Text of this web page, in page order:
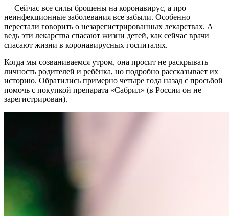
— Сейчас все силы брошены на коронавирус, а про
неинфекционные заболевания все забыли. Особенно
перестали говорить о незарегистрированных лекарствах. А
ведь эти лекарства спасают жизни детей, как сейчас врачи
спасают жизни в коронавирусных госпиталях.
Когда мы созваниваемся утром, она просит не раскрывать
личность родителей и ребёнка, но подробно рассказывает их
историю. Обратились примерно четыре года назад с просьбой
помочь с покупкой препарата «Сабрил» (в России он не
зарегистрирован).